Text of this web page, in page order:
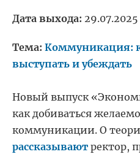
Дата выхода: 29.07.2025
Тема: Коммуникация:
выступать и убеждать
Новый выпуск
как добиваться
коммуникации. О
рассказывают ректор,